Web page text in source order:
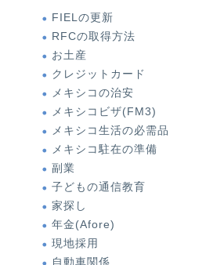
FIELの更新
RFCの取得方法
お土産
クレジットカード
メキシコの治安
メキシコビザ(FM3)
メキシコ生活の必需品
メキシコ駐在の準備
副業
子どもの通信教育
家探し
年金(Afore)
現地採用
自動車関係